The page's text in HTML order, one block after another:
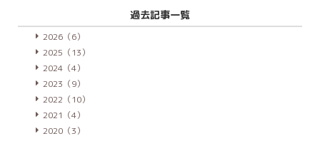
過去記事一覧
2026（6）
2025（13）
2024（4）
2023（9）
2022（10）
2021（4）
2020（3）